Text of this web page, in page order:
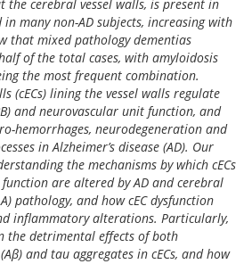
cerebral vessel walls, is present in
in many non-AD subjects, increasing with
that mixed pathology dementias
of the total cases, with amyloidosis
the most frequent combination.
(cECs) lining the vessel walls regulate
and neurovascular unit function, and
hemorrhages, neurodegeneration and
in Alzheimer’s disease (AD). Our
the mechanisms by which cECs
are altered by AD and cerebral
pathology, and how cEC dysfunction
inflammatory alterations. Particularly,
the detrimental effects of both
and tau aggregates in cECs, and how